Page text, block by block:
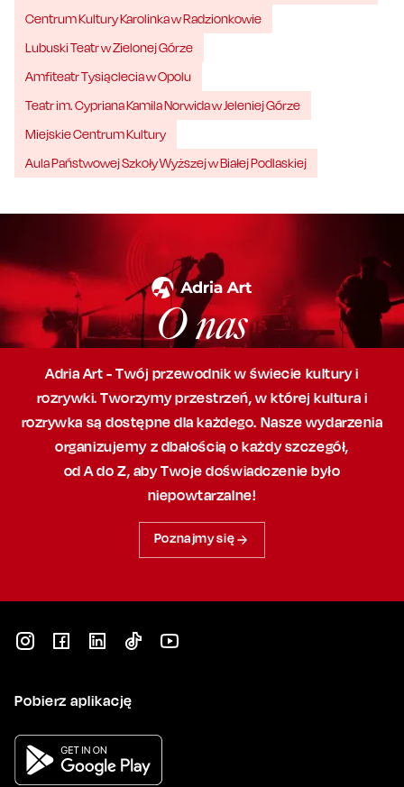
Centrum Kultury Karolinka w Radzionkowie
Lubuski Teatr w Zielonej Górze
Amfiteatr Tysiąclecia w Opolu
Teatr im. Cypriana Kamila Norwida w Jeleniej Górze
Miejskie Centrum Kultury
Aula Państwowej Szkoły Wyższej w Białej Podlaskiej
O nas
Adria Art - Twój przewodnik w świecie kultury i
rozrywki. Tworzymy przestrzeń,w której kultura i
rozrywka są dostępne dla każdego. Nasze wydarzenia
organizujemy z dbałością o każdy szczegół,
od A do Z, abyTwoje doświadczenie było
niepowtarzalne!
Poznajmy się
Pobierz aplikację